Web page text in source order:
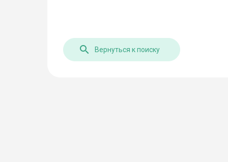
Вернуться к поиску